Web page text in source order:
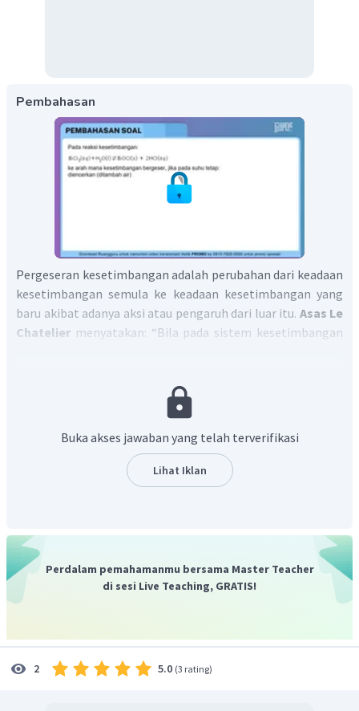
Pembahasan
Pergeseran kesetimbangan adalah perubahan dari keadaan
kesetimbangan semula ke keadaan kesetimbangan yang
baru akibat adanya aksi atau pengaruh dari luar itu. Asas Le
Chatelier menyatakan: “Bila pada sistem kesetimbangan
akan bergeser ke arah berlawanan sisi
- Jika konsentrasi zat salah satu sisi diturunkan, maka
reaksi akan bergeser ke arah sisi tersebut
Jika reaksi ditambah air (pengenceran), maka
kesetimbangan bergeser ke arah sisi berlawanan yaitu ke
arah produk (kanan) .
Buka akses jawaban yang telah terverifikasi
Lihat Iklan
Perdalam pemahamanmu bersama Master Teacher
di sesi Live Teaching, GRATIS!
2 5.0 (3 rating)